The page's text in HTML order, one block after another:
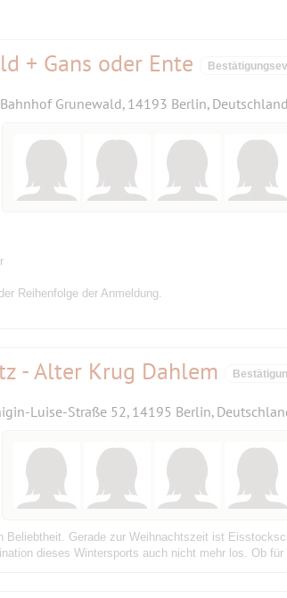
+ Gans oder Ente
Grunewald, 14193 Berlin, Deutschland
Reihenfolge der Anmeldung.
- Alter Krug Dahlem
Luise-Straße 52, 14195 Berlin,
Gerade zur Weihnachtszeit ist
dieses Wintersports auch nicht mehr los. Ob für